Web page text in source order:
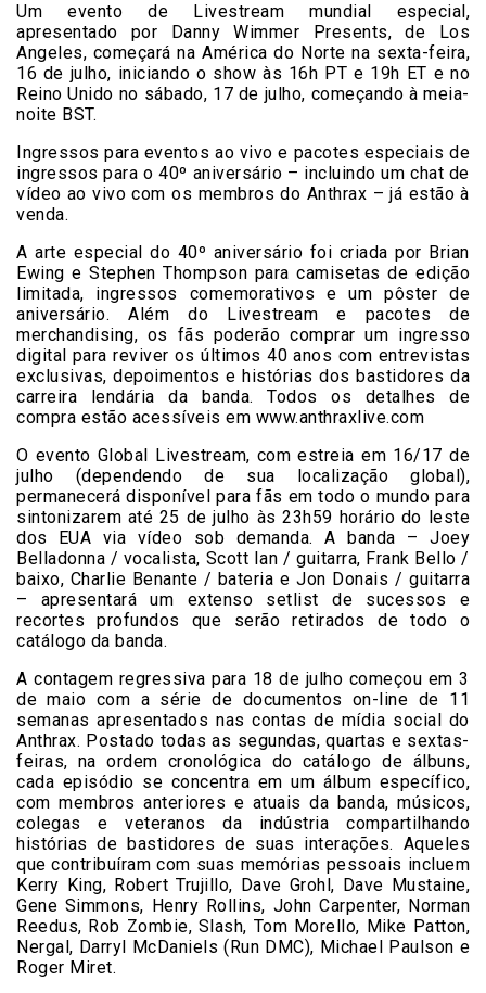
Um evento de Livestream mundial especial,
apresentado por Danny Wimmer Presents, de Los
Angeles, começará na América do Norte na sexta-feira,
16 de julho, iniciando o show às 16h PT e 19h ET e no
Reino Unido no sábado, 17 de julho, começando à meia-
noite BST.
Ingressos para eventos ao vivo e pacotes especiais de
ingressos para o 40º aniversário – incluindo um chat de
vídeo ao vivo com os membros do Anthrax – já estão à
venda.
A arte especial do 40º aniversário foi criada por Brian
Ewing e Stephen Thompson para camisetas de edição
limitada, ingressos comemorativos e um pôster de
aniversário. Além do Livestream e pacotes de
merchandising, os fãs poderão comprar um ingresso
digital para reviver os últimos 40 anos com entrevistas
exclusivas, depoimentos e histórias dos bastidores da
carreira lendária da banda. Todos os detalhes de
compra estão acessíveis em www.anthraxlive.com
O evento Global Livestream, com estreia em 16/17 de
julho (dependendo de sua localização global),
permanecerá disponível para fãs em todo o mundo para
sintonizarem até 25 de julho às 23h59 horário do leste
dos EUA via vídeo sob demanda. A banda – Joey
Belladonna / vocalista, Scott Ian / guitarra, Frank Bello /
baixo, Charlie Benante / bateria e Jon Donais / guitarra
– apresentará um extenso setlist de sucessos e
recortes profundos que serão retirados de todo o
catálogo da banda.
A contagem regressiva para 18 de julho começou em 3
de maio com a série de documentos on-line de 11
semanas apresentados nas contas de mídia social do
Anthrax. Postado todas as segundas, quartas e sextas-
feiras, na ordem cronológica do catálogo de álbuns,
cada episódio se concentra em um álbum específico,
com membros anteriores e atuais da banda, músicos,
colegas e veteranos da indústria compartilhando
histórias de bastidores de suas interações. Aqueles
que contribuíram com suas memórias pessoais incluem
Kerry King, Robert Trujillo, Dave Grohl, Dave Mustaine,
Gene Simmons, Henry Rollins, John Carpenter, Norman
Reedus, Rob Zombie, Slash, Tom Morello, Mike Patton,
Nergal, Darryl McDaniels (Run DMC), Michael Paulson e
Roger Miret.